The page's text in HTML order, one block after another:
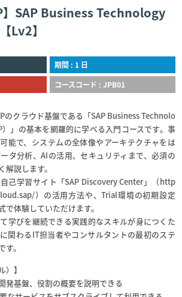
】SAP Business Technology
Lv2】
期間 : 1 日
コースコード : JPB01
のクラウド基盤である「SAP Business Technolo
」の基本を網羅的に学べる入門コースです。事
能で、システムの全体像やアーキテクチャをは
タ分析、AIの活用、セキュリティまで、必須の
説します。
己学習サイト「SAP Discovery Center」（http
）の活用方法や、Trial環境の初期設定
体験していただけます。
学びを継続できる実践的なスキルが身につくた
関わるIT担当者やコンサルタントの最初のステ
。
）】
発基盤、役割の概要を説明できる